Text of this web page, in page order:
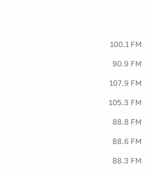
100.1 FM
90.9 FM
107.9 FM
105.3 FM
88.8 FM
88.6 FM
88.3 FM